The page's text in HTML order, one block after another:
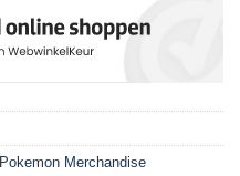
Pokemon Merchandise